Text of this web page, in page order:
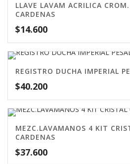
LLAVE LAVAM ACRILICA
CARDENAS
$14.600
REGISTRO DUCHA IMPERIAL
$40.200
MEZC.LAVAMANOS 4 KIT
CARDENAS
$37.600